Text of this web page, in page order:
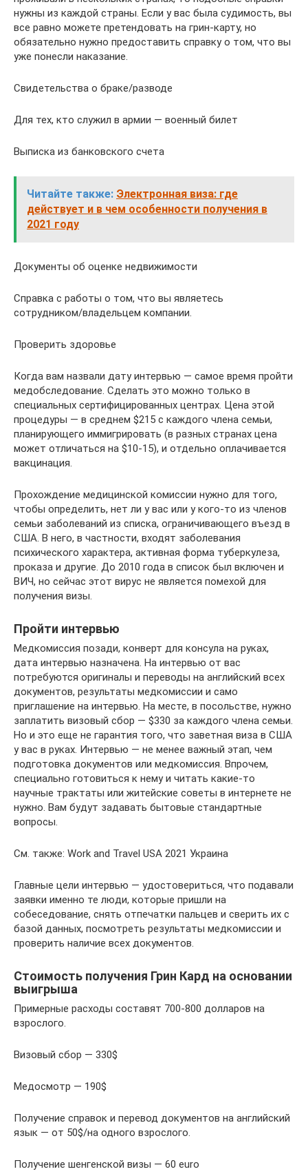
нужны из каждой страны. Если у вас была судимость, вы
все равно можете претендовать на грин-карту, но
обязательно нужно предоставить справку о том, что вы
уже понесли наказание.
Свидетельства о браке/разводе
Для тех, кто служил в армии — военный билет
Выписка из банковского счета
Читайте также: Электронная виза: где
действует и в чем особенности получения в
2021 году
Документы об оценке недвижимости
Справка с работы о том, что вы являетесь
сотрудником/владельцем компании.
Проверить здоровье
Когда вам назвали дату интервью — самое время пройти
медобследование. Сделать это можно только в
специальных сертифицированных центрах. Цена этой
процедуры — в среднем $215 с каждого члена семьи,
планирующего иммигрировать (в разных странах цена
может отличаться на $10-15), и отдельно оплачивается
вакцинация.
Прохождение медицинской комиссии нужно для того,
чтобы определить, нет ли у вас или у кого-то из членов
семьи заболеваний из списка, ограничивающего въезд в
США. В него, в частности, входят заболевания
психического характера, активная форма туберкулеза,
проказа и другие. До 2010 года в список был включен и
ВИЧ, но сейчас этот вирус не является помехой для
получения визы.
Пройти интервью
Медкомиссия позади, конверт для консула на руках,
дата интервью назначена. На интервью от вас
потребуются оригиналы и переводы на английский всех
документов, результаты медкомиссии и само
приглашение на интервью. На месте, в посольстве, нужно
заплатить визовый сбор — $330 за каждого члена семьи.
Но и это еще не гарантия того, что заветная виза в США
у вас в руках. Интервью — не менее важный этап, чем
подготовка документов или медкомиссия. Впрочем,
специально готовиться к нему и читать какие-то
научные трактаты или житейские советы в интернете не
нужно. Вам будут задавать бытовые стандартные
вопросы.
См. также: Work and Travel USA 2021 Украина
Главные цели интервью — удостовериться, что подавали
заявки именно те люди, которые пришли на
собеседование, снять отпечатки пальцев и сверить их с
базой данных, посмотреть результаты медкомиссии и
проверить наличие всех документов.
Стоимость получения Грин Кард на основании
выигрыша
Примерные расходы составят 700-800 долларов на
взрослого.
Визовый сбор — 330$
Медосмотр — 190$
Получение справок и перевод документов на английский
язык — от 50$/на одного взрослого.
Получение шенгенской визы — 60 euro